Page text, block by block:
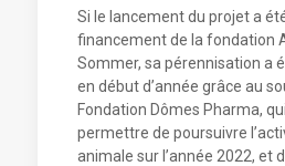
Si le lancement du projet a
financement de la fondation
Sommer, sa pérennisation a
en début d’année grâce au
Fondation Dômes Pharma,
permettre de poursuivre
animale sur l’année 2022, et